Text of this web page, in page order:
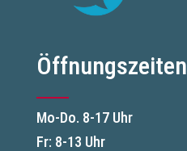
Öffnungszeiten
Mo-Do. 8-17 Uhr
Fr: 8-13 Uhr